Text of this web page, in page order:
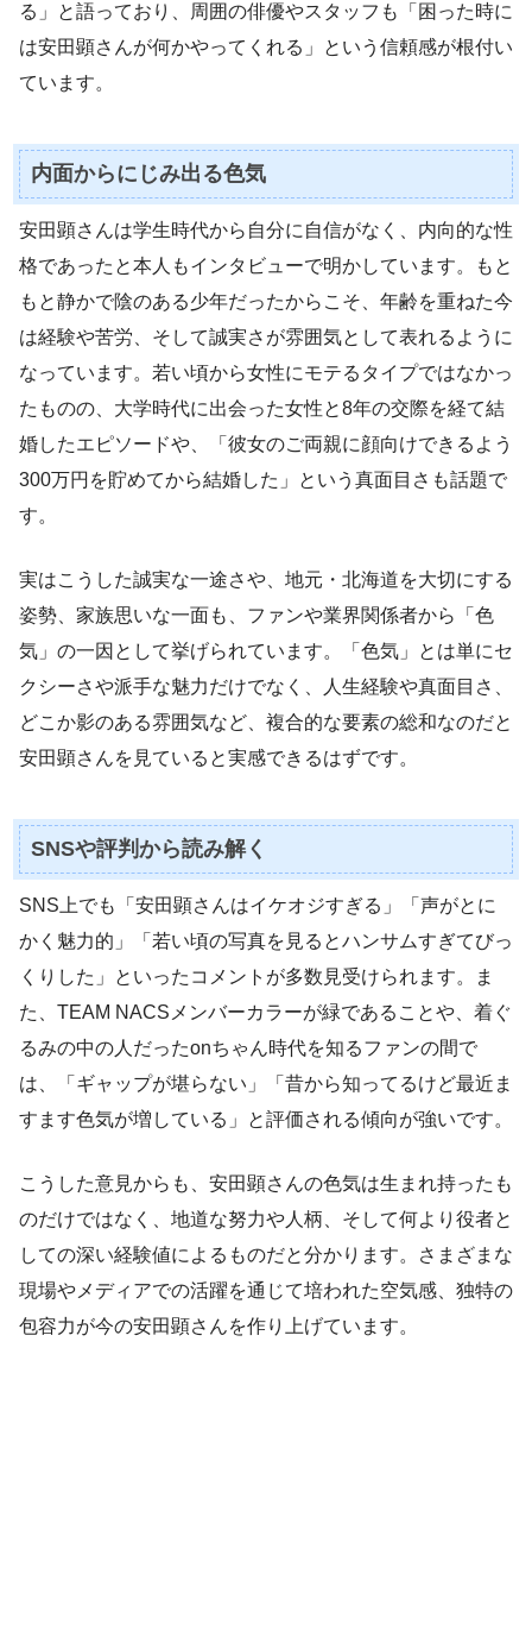
る」と語っており、周囲の俳優やスタッフも「困った時に
は安田顕さんが何かやってくれる」という信頼感が根付い
ています。
内面からにじみ出る色気
安田顕さんは学生時代から自分に自信がなく、内向的な性
格であったと本人もインタビューで明かしています。もと
もと静かで陰のある少年だったからこそ、年齢を重ねた今
は経験や苦労、そして誠実さが雰囲気として表れるように
なっています。若い頃から女性にモテるタイプではなかっ
たものの、大学時代に出会った女性と8年の交際を経て結
婚したエピソードや、「彼女のご両親に顔向けできるよう
300万円を貯めてから結婚した」という真面目さも話題で
す。
実はこうした誠実な一途さや、地元・北海道を大切にする
姿勢、家族思いな一面も、ファンや業界関係者から「色
気」の一因として挙げられています。「色気」とは単にセ
クシーさや派手な魅力だけでなく、人生経験や真面目さ、
どこか影のある雰囲気など、複合的な要素の総和なのだと
安田顕さんを見ていると実感できるはずです。
SNSや評判から読み解く
SNS上でも「安田顕さんはイケオジすぎる」「声がとに
かく魅力的」「若い頃の写真を見るとハンサムすぎてびっ
くりした」といったコメントが多数見受けられます。ま
た、TEAM NACSメンバーカラーが緑であることや、着ぐ
るみの中の人だったonちゃん時代を知るファンの間で
は、「ギャップが堪らない」「昔から知ってるけど最近ま
すます色気が増している」と評価される傾向が強いです。
こうした意見からも、安田顕さんの色気は生まれ持ったも
のだけではなく、地道な努力や人柄、そして何より役者と
しての深い経験値によるものだと分かります。さまざまな
現場やメディアでの活躍を通じて培われた空気感、独特の
包容力が今の安田顕さんを作り上げています。